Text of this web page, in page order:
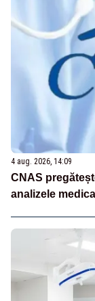
4 aug. 2026, 14:09
CNAS
analizele